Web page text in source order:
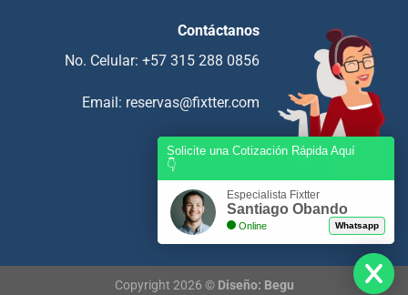
Contáctanos
No. Celular: +57 315 288 0856
Email: reservas@fixtter.com
Copyright 2026 © Diseño: Begu
Solicite una Cotización Rápida Aquí
👇
Especialista Fixtter
Santiago Obando
Online Whatsapp